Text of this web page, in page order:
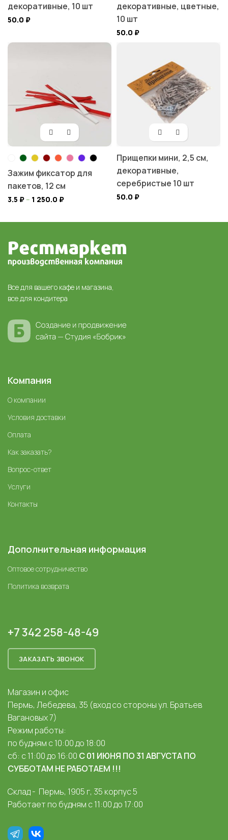
декоративные, 10 шт
50.0 ₽
декоративные, цветные,
10 шт
50.0 ₽
Зажим фиксатор для
пакетов, 12 см
3.5 ₽– 1 250.0 ₽
Прищепки мини, 2,5 см,
декоративные,
серебристые 10 шт
50.0 ₽
Все для вашего кафе и магазина,
все для кондитера
Компания
О компании
Условия доставки
Оплата
Как заказать?
Вопрос-ответ
Услуги
Контакты
Дополнительная информация
Оптовое сотрудничество
Политика возврата
+7 342 258-48-49
ЗАКАЗАТЬ ЗВОНОК
Магазин и офис
Пермь, Лебедева, 35 (вход со стороны ул. Братьев
Вагановых 7)
Режим работы:
по будням с 10:00 до 18:00
сб: с 11:00 до 16:00 С 01 ИЮНЯ ПО 31 АВГУСТА ПО
СУББОТАМ НЕ РАБОТАЕМ !!!
Склад - Пермь, 1905 г, 35 корпус 5
Работает по будням с 11:00 до 17:00